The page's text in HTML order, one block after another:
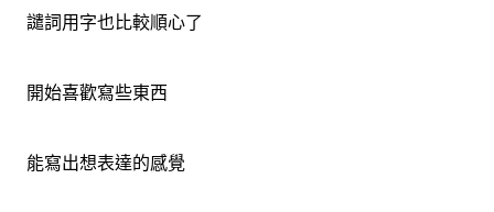
譴詞用字也比較順心了
開始喜歡寫些東西
能寫出想表達的感覺